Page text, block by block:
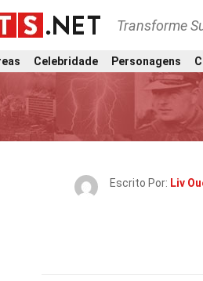
Transforme
Celebridade Personagens
Escrito Por: Liv